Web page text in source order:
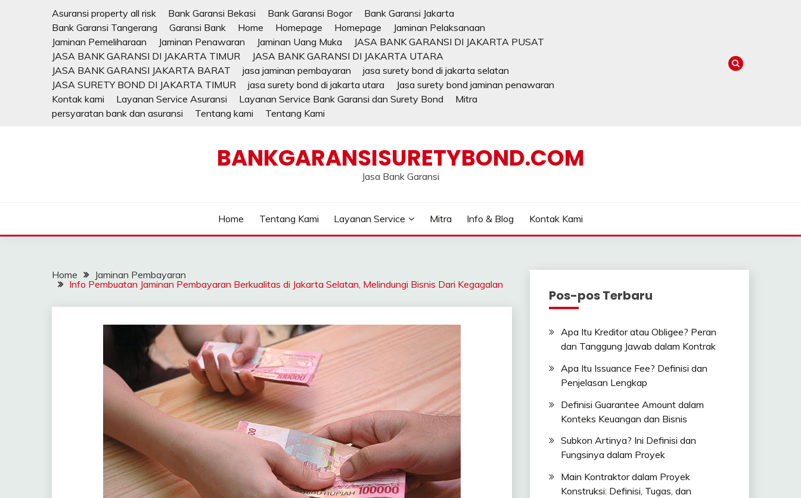
Asuransi property all risk Bank Garansi Bekasi Bank Garansi Bogor
Bank Garansi Jakarta
Bank Garansi Tangerang
Garansi Bank Home Homepage Homepage
Jaminan Pelaksanaan
Jaminan Pemeliharaan
Jaminan Penawaran Jaminan Uang Muka
JASA BANK GARANSI DI JAKARTA PUSAT
JASA BANK GARANSI DI JAKARTA TIMUR
JASA BANK GARANSI DI JAKARTA UTARA
JASA BANK GARANSI JAKARTA BARAT
jasa jaminan pembayaran
jasa surety bond di jakarta selatan
JASA SURETY BOND DI JAKARTA TIMUR
jasa surety bond di jakarta utara
Jasa surety bond jaminan penawaran
Kontak kami
Layanan Service Asuransi Layanan Service Bank Garansi dan Surety Bond
Mitra
persyaratan bank dan asuransi
Tentang kami Tentang Kami
BANKGARANSISURETYBOND.COM
Jasa Bank Garansi
Home Tentang Kami Layanan Service Mitra Info & Blog Kontak Kami
Home
Jaminan Pembayaran
Info Pembuatan Jaminan Pembayaran Berkualitas di Jakarta Selatan, Melindungi Bisnis Dari Kegagalan
Pos-pos Terbaru
Apa Itu Kreditor atau Obligee? Peran
dan Tanggung Jawab dalam Kontrak
Apa Itu Issuance Fee? Definisi dan
Penjelasan Lengkap
Definisi Guarantee Amount dalam
Konteks Keuangan dan Bisnis
Subkon Artinya? Ini Definisi dan
Fungsinya dalam Proyek
Main Kontraktor dalam Proyek
Konstruksi: Definisi, Tugas, dan